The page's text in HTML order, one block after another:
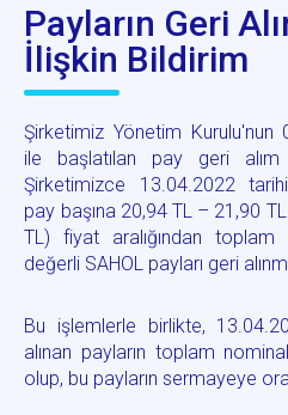
Payların Geri
İlişkin Bildirim
Şirketimiz Yönetim Kurulu'nun
ile başlatılan pay geri alım
Şirketimizce 13.04.2022
pay başına 20,94 TL – 21,90 TL
TL) fiyat aralığından
değerli SAHOL payları geri
Bu işlemlerle birlikte,
alınan payların toplam
olup, bu payların sermayeye